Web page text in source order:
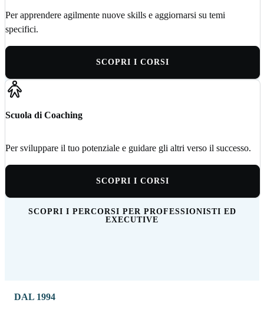
Per apprendere agilmente nuove skills e aggiornarsi su temi
specifici.
SCOPRI I CORSI
Scuola di Coaching
Per sviluppare il tuo potenziale e guidare gli altri verso il successo.
SCOPRI I CORSI
SCOPRI I PERCORSI PER PROFESSIONISTI ED
EXECUTIVE
DAL 1994